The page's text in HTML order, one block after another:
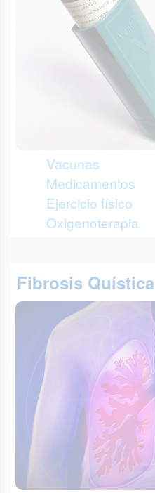
Vacunas
Medicamentos
Ejercicio físico
Oxigenoterapia
Fibrosis Quística